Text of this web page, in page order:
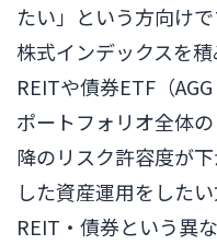
たい」という方向け
株式インデックスを
REITや債券ETF（
ポートフォリオ全体
降のリスク許容度が
した資産運用をした
REIT・債券という異